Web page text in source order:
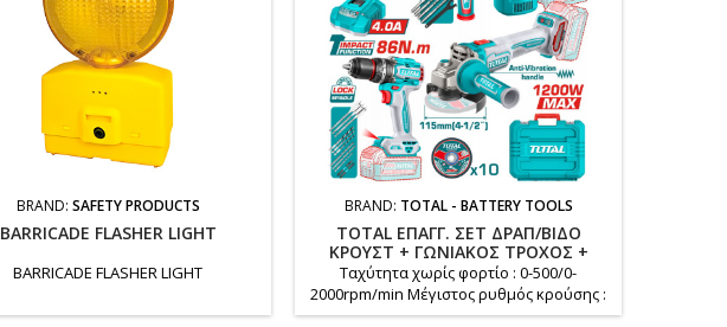
BRAND: SAFETY PRODUCTS
BARRICADE FLASHER LIGHT
BARRICADE FLASHER LIGHT
BRAND: TOTAL - BATTERY TOOLS
TOTAL ΕΠΑΓΓ. ΣΕΤ ΔΡΑΠ/ΒΙΔΟ
ΚΡΟΥΣΤ + ΓΩΝΙΑΚΟΣ ΤΡΟΧΟΣ +
ΠΝΕΥΜΑΤΙΚΟ ΠΙΣΤ ΜΠΑΤ LI-ION 20V
(TOSLI251195E)
Ταχύτητα χωρίς φορτίο : 0-500/0-
2000rpm/min Μέγιστος ρυθμός κρούσης :
30000bpm Μέγιστη ροπή : 86Nm